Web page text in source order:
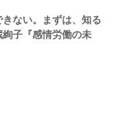
ない。まずは、知る
子『感情労働の未